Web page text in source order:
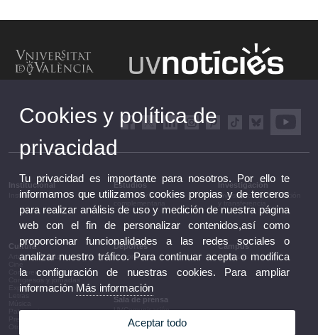
Institucional
Institucional
Estudios
Estudios y formación
Investigación
Investigación, innovación
Cultura
Artes escénicas
Conferencias y debates
Congresos y jornadas
Exposiciones
Patrimonio
Deportes
Deportes
Campus
Campus
Sala de prensa
UVComunicación
Notas de prensa
Agenda de gobierno
Cookies y política de
privacidad
Tu privacidad es importante para nosotros. Por ello te
informamos que utilizamos cookies propias y de terceros
para realizar análisis de uso y medición de nuestra página
web con el fin de personalizar contenidos,así como
proporcionar funcionalidades a las redes sociales o
analizar nuestro tráfico. Para continuar acepta o modifica
la configuración de nuestras cookies. Para ampliar
información Más información
Aceptar todo